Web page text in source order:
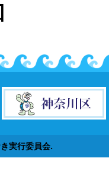
実行委員会.